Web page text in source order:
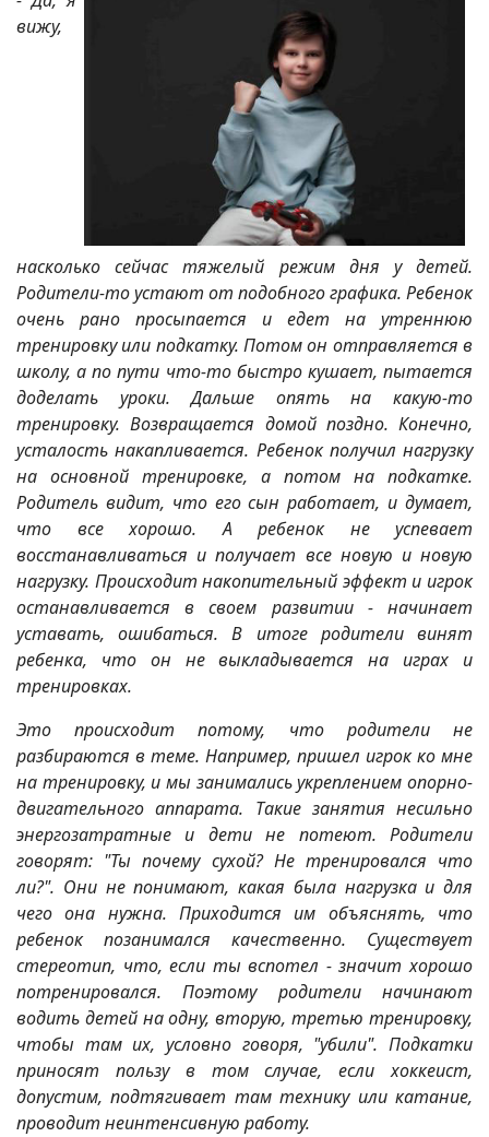
вижу,
насколько сейчас тяжелый режим дня у детей.
Родители-то устают от подобного графика. Ребенок
очень рано просыпается и едет на утреннюю
тренировку или подкатку. Потом он отправляется в
школу, а по пути что-то быстро кушает, пытается
доделать уроки. Дальше опять на какую-то
тренировку. Возвращается домой поздно. Конечно,
усталость накапливается. Ребенок получил нагрузку
на основной тренировке, а потом на подкатке.
Родитель видит, что его сын работает, и думает,
что все хорошо. А ребенок не успевает
восстанавливаться и получает все новую и новую
нагрузку. Происходит накопительный эффект и игрок
останавливается в своем развитии - начинает
уставать, ошибаться. В итоге родители винят
ребенка, что он не выкладывается на играх и
тренировках.
Это происходит потому, что родители не
разбираются в теме. Например, пришел игрок ко мне
на тренировку, и мы занимались укреплением опорно-
двигательного аппарата. Такие занятия несильно
энергозатратные и дети не потеют. Родители
говорят: "Ты почему сухой? Не тренировался что
ли?". Они не понимают, какая была нагрузка и для
чего она нужна. Приходится им объяснять, что
ребенок позанимался качественно. Существует
стереотип, что, если ты вспотел - значит хорошо
потренировался. Поэтому родители начинают
водить детей на одну, вторую, третью тренировку,
чтобы там их, условно говоря, "убили". Подкатки
приносят пользу в том случае, если хоккеист,
допустим, подтягивает там технику или катание,
проводит неинтенсивную работу.